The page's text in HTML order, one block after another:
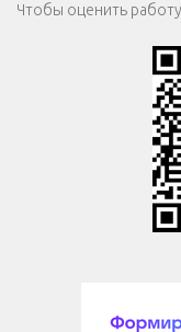
Чтобы оценить